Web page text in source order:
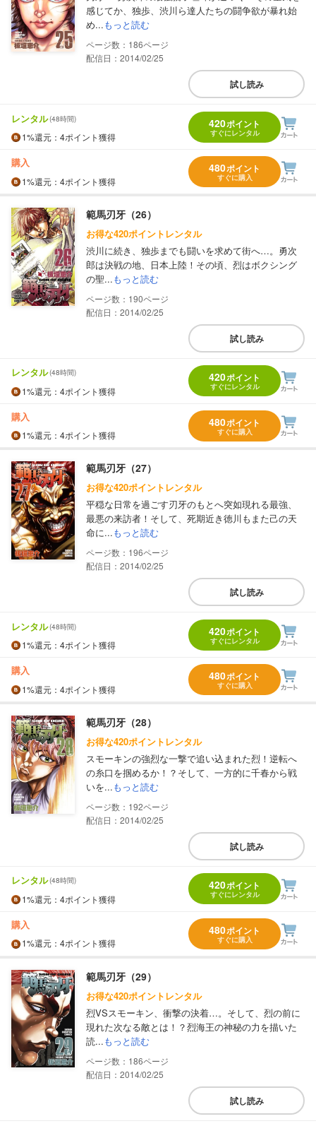
感じてか、独歩、渋川ら達人たちの闘争欲が暴れ始
め...もっと読む
186
配信日：2014/02/25
試し読み
レンタル(48時間)
1%還元 ：4ポイント獲得
420ポイント
すぐにレンタル
購入
1%還元 ：4ポイント獲得
480ポイント
すぐに購入
範馬刃牙（26）
お得な420ポイントレンタル
渋川に続き、独歩までも闘いを求めて街へ…。勇次
郎は決戦の地、日本上陸！その頃、烈はボクシング
の聖...もっと読む
190
配信日：2014/02/25
試し読み
レンタル(48時間)
1%還元 ：4ポイント獲得
420ポイント
すぐにレンタル
購入
1%還元 ：4ポイント獲得
480ポイント
すぐに購入
範馬刃牙（27）
お得な420ポイントレンタル
平穏な日常を過ごす刃牙のもとへ突如現れる最強、
最悪の来訪者！そして、死期近き徳川もまた己の天
命に...もっと読む
196
配信日：2014/02/25
試し読み
レンタル(48時間)
1%還元 ：4ポイント獲得
420ポイント
すぐにレンタル
購入
1%還元 ：4ポイント獲得
480ポイント
すぐに購入
範馬刃牙（28）
お得な420ポイントレンタル
スモーキンの強烈な一撃で追い込まれた烈！逆転へ
の糸口を掴めるか！？そして、一方的に千春から戦
いを...もっと読む
192
配信日：2014/02/25
試し読み
レンタル(48時間)
1%還元 ：4ポイント獲得
420ポイント
すぐにレンタル
購入
1%還元 ：4ポイント獲得
480ポイント
すぐに購入
範馬刃牙（29）
お得な420ポイントレンタル
烈VSスモーキン、衝撃の決着…。そして、烈の前に
現れた次なる敵とは！？烈海王の神秘の力を描いた
読...もっと読む
186
配信日：2014/02/25
試し読み